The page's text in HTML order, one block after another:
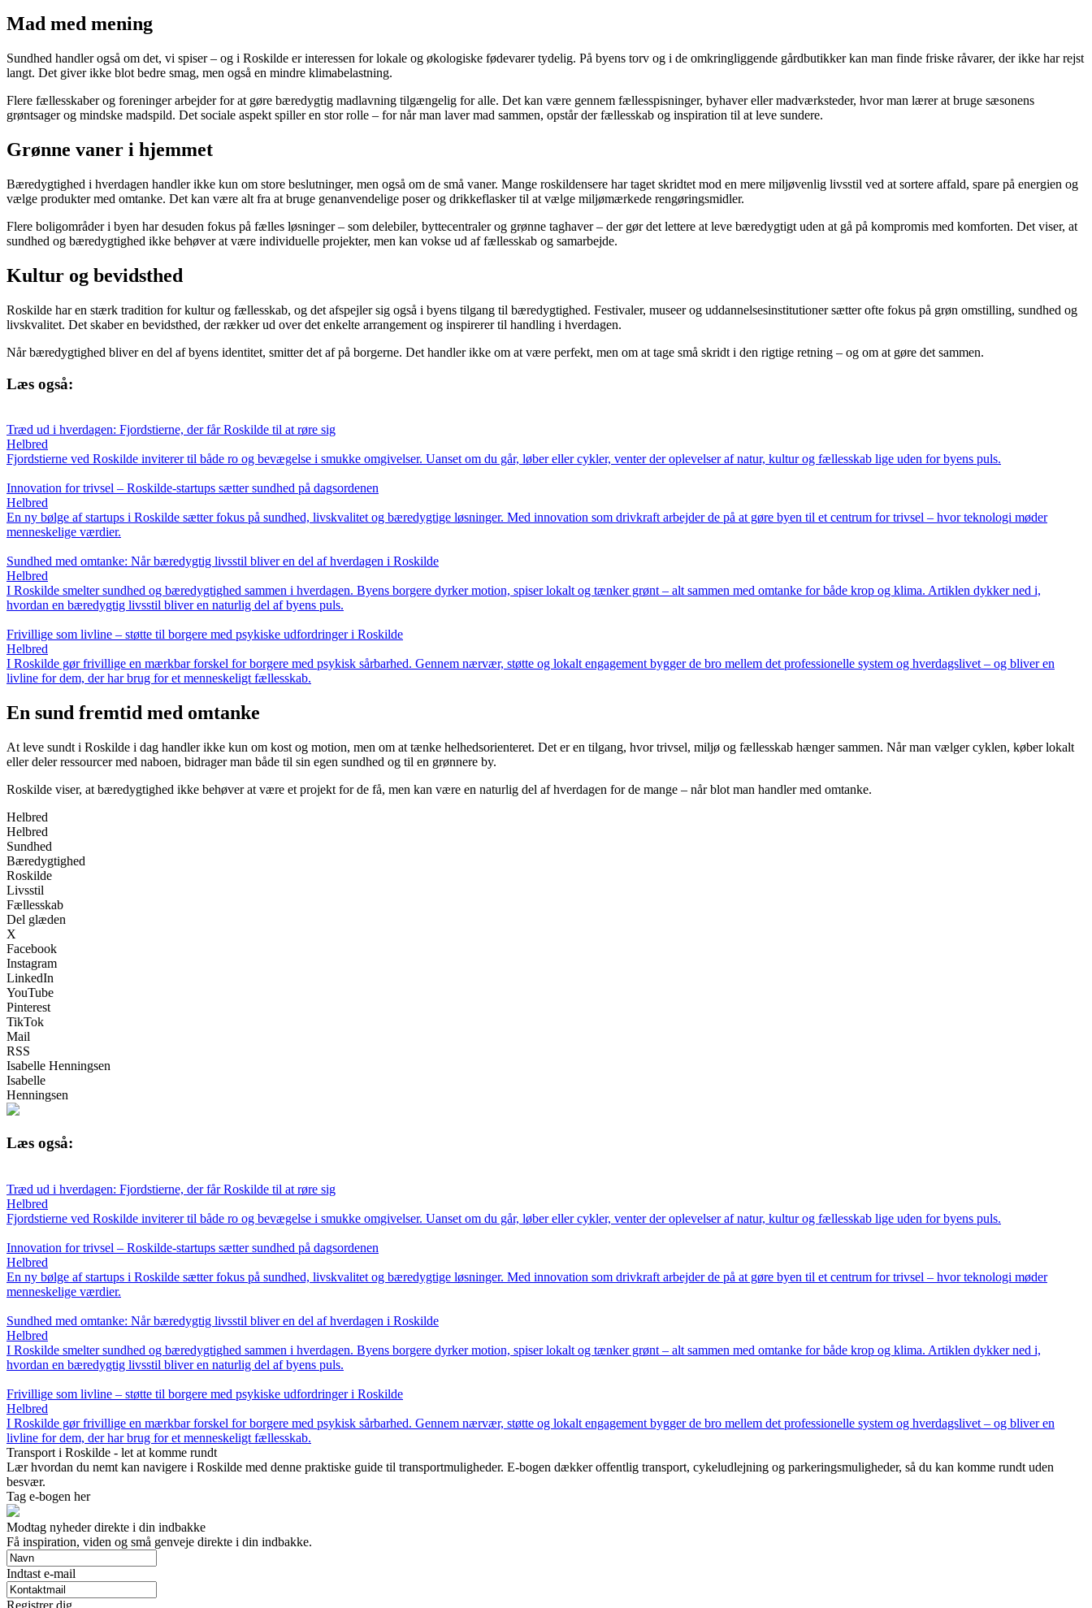
Mad med mening
Sundhed handler også om det, vi spiser – og i Roskilde er interessen for lokale og økologiske fødevarer tydelig. På byens torv og i de omkringliggende gårdbutikker kan man finde friske råvarer, der ikke har rejst
langt. Det giver ikke blot bedre smag, men også en mindre klimabelastning.
Flere fællesskaber og foreninger arbejder for at gøre bæredygtig madlavning tilgængelig for alle. Det kan være gennem fællesspisninger, byhaver eller madværksteder, hvor man lærer at bruge sæsonens
grøntsager og mindske madspild. Det sociale aspekt spiller en stor rolle – for når man laver mad sammen, opstår der fællesskab og inspiration til at leve sundere.
Grønne vaner i hjemmet
Bæredygtighed i hverdagen handler ikke kun om store beslutninger, men også om de små vaner. Mange roskildensere har taget skridtet mod en mere miljøvenlig livsstil ved at sortere affald, spare på energien og
vælge produkter med omtanke. Det kan være alt fra at bruge genanvendelige poser og drikkeflasker til at vælge miljømærkede rengøringsmidler.
Flere boligområder i byen har desuden fokus på fælles løsninger – som delebiler, byttecentraler og grønne taghaver – der gør det lettere at leve bæredygtigt uden at gå på kompromis med komforten. Det viser, at
sundhed og bæredygtighed ikke behøver at være individuelle projekter, men kan vokse ud af fællesskab og samarbejde.
Kultur og bevidsthed
Roskilde har en stærk tradition for kultur og fællesskab, og det afspejler sig også i byens tilgang til bæredygtighed. Festivaler, museer og uddannelsesinstitutioner sætter ofte fokus på grøn omstilling, sundhed og
livskvalitet. Det skaber en bevidsthed, der rækker ud over det enkelte arrangement og inspirerer til handling i hverdagen.
Når bæredygtighed bliver en del af byens identitet, smitter det af på borgerne. Det handler ikke om at være perfekt, men om at tage små skridt i den rigtige retning – og om at gøre det sammen.
Læs også:
Træd ud i hverdagen: Fjordstierne, der får Roskilde til at røre sig
Helbred
Fjordstierne ved Roskilde inviterer til både ro og bevægelse i smukke omgivelser. Uanset om du går, løber eller cykler, venter der oplevelser af natur, kultur og fællesskab lige uden for byens puls.
Innovation for trivsel – Roskilde-startups sætter sundhed på dagsordenen
Helbred
En ny bølge af startups i Roskilde sætter fokus på sundhed, livskvalitet og bæredygtige løsninger. Med innovation som drivkraft arbejder de på at gøre byen til et centrum for trivsel – hvor teknologi møder
menneskelige værdier.
Sundhed med omtanke: Når bæredygtig livsstil bliver en del af hverdagen i Roskilde
Helbred
I Roskilde smelter sundhed og bæredygtighed sammen i hverdagen. Byens borgere dyrker motion, spiser lokalt og tænker grønt – alt sammen med omtanke for både krop og klima. Artiklen dykker ned i,
hvordan en bæredygtig livsstil bliver en naturlig del af byens puls.
Frivillige som livline – støtte til borgere med psykiske udfordringer i Roskilde
Helbred
I Roskilde gør frivillige en mærkbar forskel for borgere med psykisk sårbarhed. Gennem nærvær, støtte og lokalt engagement bygger de bro mellem det professionelle system og hverdagslivet – og bliver en
livline for dem, der har brug for et menneskeligt fællesskab.
En sund fremtid med omtanke
At leve sundt i Roskilde i dag handler ikke kun om kost og motion, men om at tænke helhedsorienteret. Det er en tilgang, hvor trivsel, miljø og fællesskab hænger sammen. Når man vælger cyklen, køber lokalt
eller deler ressourcer med naboen, bidrager man både til sin egen sundhed og til en grønnere by.
Roskilde viser, at bæredygtighed ikke behøver at være et projekt for de få, men kan være en naturlig del af hverdagen for de mange – når blot man handler med omtanke.
Helbred
Helbred
Sundhed
Bæredygtighed
Roskilde
Livsstil
Fællesskab
Del glæden
X
Facebook
Instagram
LinkedIn
YouTube
Pinterest
TikTok
Mail
RSS
Isabelle Henningsen
Isabelle
Henningsen
Læs også:
Træd ud i hverdagen: Fjordstierne, der får Roskilde til at røre sig
Helbred
Fjordstierne ved Roskilde inviterer til både ro og bevægelse i smukke omgivelser. Uanset om du går, løber eller cykler, venter der oplevelser af natur, kultur og fællesskab lige uden for byens puls.
Innovation for trivsel – Roskilde-startups sætter sundhed på dagsordenen
Helbred
En ny bølge af startups i Roskilde sætter fokus på sundhed, livskvalitet og bæredygtige løsninger. Med innovation som drivkraft arbejder de på at gøre byen til et centrum for trivsel – hvor teknologi møder
menneskelige værdier.
Sundhed med omtanke: Når bæredygtig livsstil bliver en del af hverdagen i Roskilde
Helbred
I Roskilde smelter sundhed og bæredygtighed sammen i hverdagen. Byens borgere dyrker motion, spiser lokalt og tænker grønt – alt sammen med omtanke for både krop og klima. Artiklen dykker ned i,
hvordan en bæredygtig livsstil bliver en naturlig del af byens puls.
Frivillige som livline – støtte til borgere med psykiske udfordringer i Roskilde
Helbred
I Roskilde gør frivillige en mærkbar forskel for borgere med psykisk sårbarhed. Gennem nærvær, støtte og lokalt engagement bygger de bro mellem det professionelle system og hverdagslivet – og bliver en
livline for dem, der har brug for et menneskeligt fællesskab.
Transport i Roskilde - let at komme rundt
Lær hvordan du nemt kan navigere i Roskilde med denne praktiske guide til transportmuligheder. E-bogen dækker offentlig transport, cykeludlejning og parkeringsmuligheder, så du kan komme rundt uden
besvær.
Tag e-bogen her
Modtag nyheder direkte i din indbakke
Få inspiration, viden og små genveje direkte i din indbakke.
Indtast e-mail
Registrer dig